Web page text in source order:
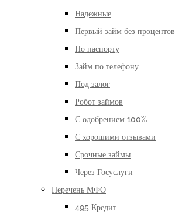
Надежные
Первый займ без процентов
По паспорту
Займ по телефону
Под залог
Робот займов
С одобрением 100%
С хорошими отзывами
Срочные займы
Через Госуслуги
Перечень МФО
495 Кредит